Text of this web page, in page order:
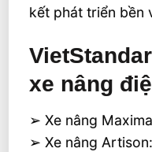
kết phát triển bền
xe nâng
➢ Xe nâng
➢ Xe nâng